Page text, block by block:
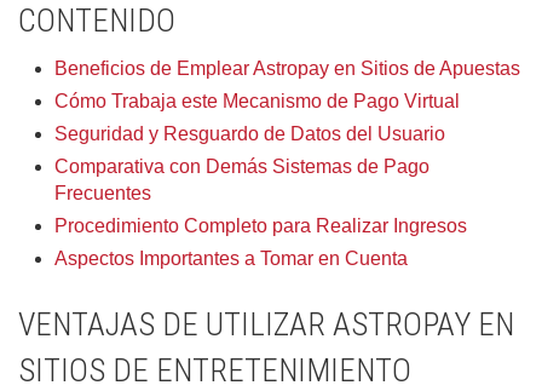
CONTENIDO
Beneficios de Emplear Astropay en Sitios de Apuestas
Cómo Trabaja este Mecanismo de Pago Virtual
Seguridad y Resguardo de Datos del Usuario
Comparativa con Demás Sistemas de Pago
Frecuentes
Procedimiento Completo para Realizar Ingresos
Aspectos Importantes a Tomar en Cuenta
VENTAJAS DE UTILIZAR ASTROPAY EN
SITIOS DE ENTRETENIMIENTO